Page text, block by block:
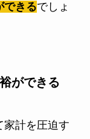
できるでしょ
ができる
家計を圧迫す